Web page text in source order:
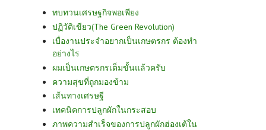
ทบทวนเศรษฐกิจพอเพียง
ปฏิวัติเขียว(The Green Revolution)
เบื่องานประจำอยากเป็นเกษตรกร ต้องทำ
อย่างไร
ผมเป็นเกษตรกรเต็มขั้นแล้วครับ
ความสุขที่ถูกมองข้าม
เส้นทางเศรษฐี
เทคนิคการปลูกผักในกระสอบ
ภาพความสำเร็จของการปลูกผักฮ่องเต้ใน